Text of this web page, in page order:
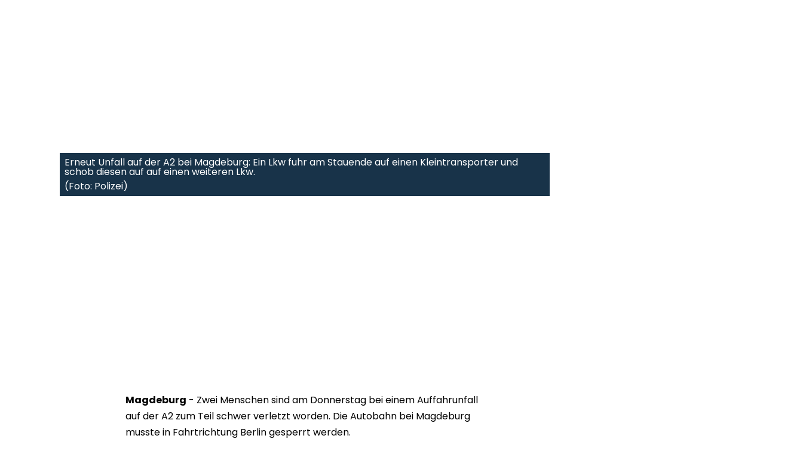
Erneut Unfall auf der A2 bei Magdeburg: Ein Lkw fuhr am Stauende auf einen Kleintransporter und
schob diesen auf auf einen weiteren Lkw.
(Foto: Polizei)
Magdeburg - Zwei Menschen sind am Donnerstag bei einem Auffahrunfall
auf der A2 zum Teil schwer verletzt worden. Die Autobahn bei Magdeburg
musste in Fahrtrichtung Berlin gesperrt werden.